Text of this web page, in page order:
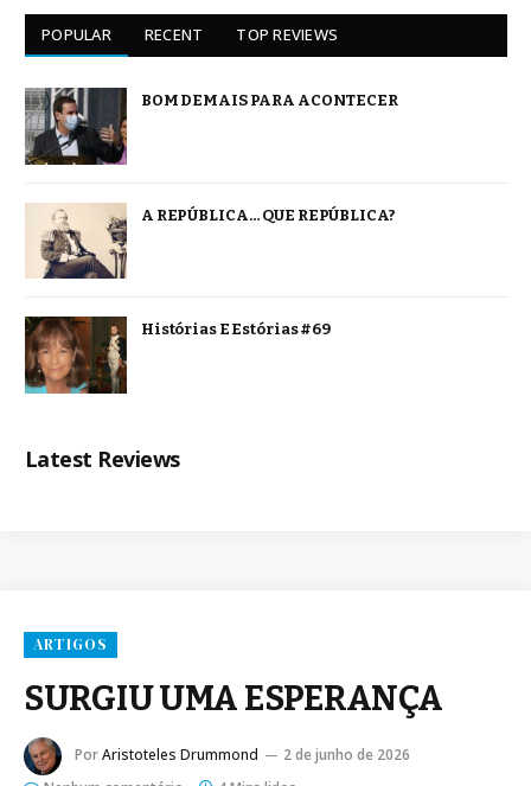
POPULAR RECENT TOP REVIEWS
BOM DEMAIS PARA ACONTECER
A REPÚBLICA… QUE REPÚBLICA?
Histórias E Estórias #69
Latest Reviews
ARTIGOS
SURGIU UMA ESPERANÇA
PorAristoteles Drummond
2 de junho de 2026